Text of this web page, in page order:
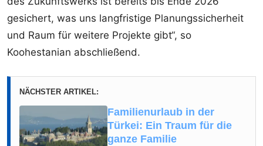
gesichert, was uns langfristige Planungssicherheit
und Raum für weitere Projekte gibt“, so
Koohestanian abschließend.
NÄCHSTER ARTIKEL:
Familienurlaub in der
Türkei: Ein Traum für die
ganze Familie